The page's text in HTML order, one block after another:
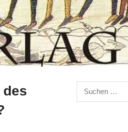
Suchen
nach: